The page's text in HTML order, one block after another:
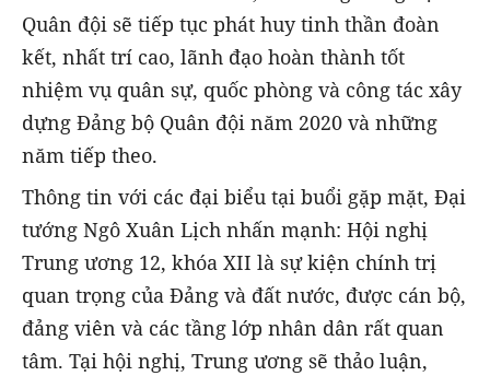
Quân đội sẽ tiếp tục phát huy tinh thần đoàn
kết, nhất trí cao, lãnh đạo hoàn thành tốt
nhiệm vụ quân sự, quốc phòng và công tác xây
dựng Đảng bộ Quân đội năm 2020 và những
năm tiếp theo.
Thông tin với các đại biểu tại buổi gặp mặt, Đại
tướng Ngô Xuân Lịch nhấn mạnh: Hội nghị
Trung ương 12, khóa XII là sự kiện chính trị
quan trọng của Đảng và đất nước, được cán bộ,
đảng viên và các tầng lớp nhân dân rất quan
tâm. Tại hội nghị, Trung ương sẽ thảo luận,